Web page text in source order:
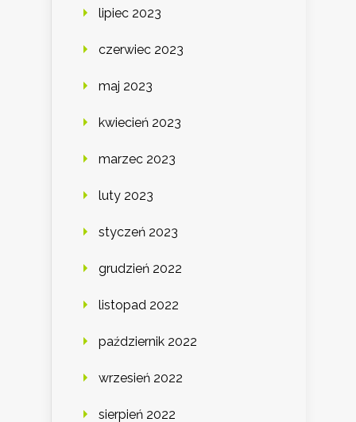
lipiec 2023
czerwiec 2023
maj 2023
kwiecień 2023
marzec 2023
luty 2023
styczeń 2023
grudzień 2022
listopad 2022
październik 2022
wrzesień 2022
sierpień 2022